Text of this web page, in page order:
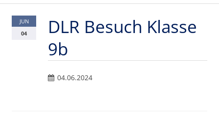
JUN
04
DLR Besuch Klasse
9b
04.06.2024